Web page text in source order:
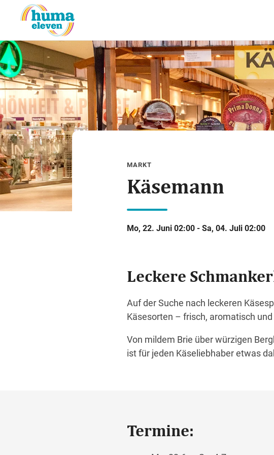
MARKT
Käsemann
Mo, 22. Juni 02:00 - Sa, 04. Juli 02:00
Leckere
Auf der Suche nach leckeren
Käsesorten – frisch, aromatisch
Von mildem Brie über würzigen
ist für jeden Käseliebhaber etwas
Termine: